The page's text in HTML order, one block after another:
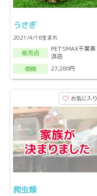
うさぎ
2021/4/16生まれ
販売店
PET'SMAX千葉美
浜店
価格
27,280円
お気に入り
爬虫類